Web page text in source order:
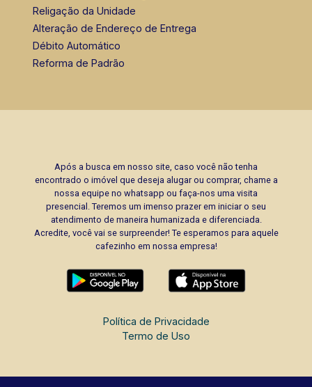
Religação da Unidade
Alteração de Endereço de Entrega
Débito Automático
Reforma de Padrão
Após a busca em nosso site, caso você não tenha
encontrado o imóvel que deseja alugar ou comprar, chame a
nossa equipe no whatsapp ou faça-nos uma visita
presencial. Teremos um imenso prazer em iniciar o seu
atendimento de maneira humanizada e diferenciada.
Acredite, você vai se surpreender! Te esperamos para aquele
cafezinho em nossa empresa!
Política de Privacidade
Termo de Uso